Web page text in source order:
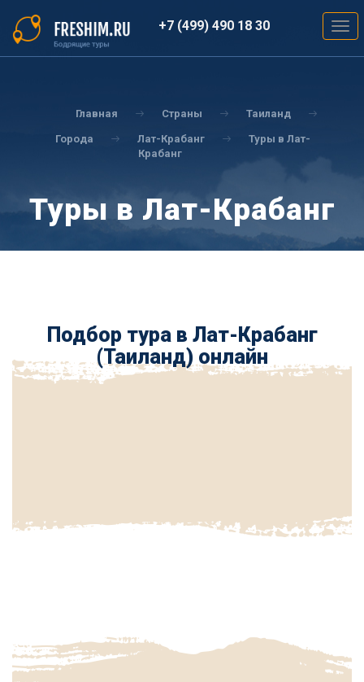
основному
содержанию
+7 (499) 490 18 30
Главная Страны Таиланд
Города Лат-Крабанг
Туры в Лат-
Крабанг
Туры в Лат-Крабанг
Подбор тура в Лат-Крабанг
(Таиланд) онлайн